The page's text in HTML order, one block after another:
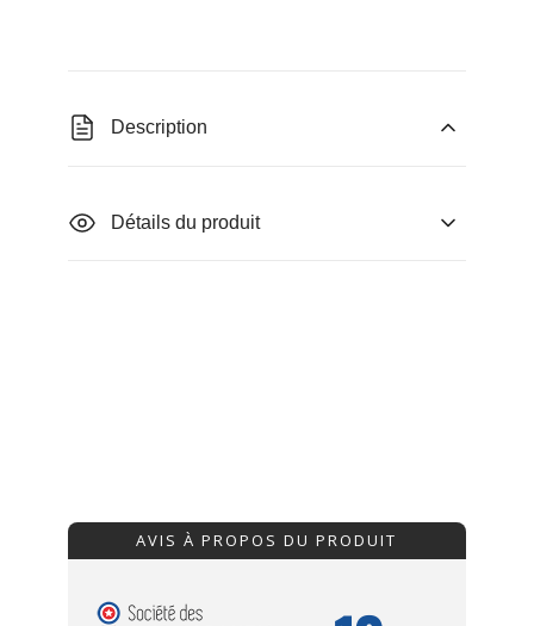
Description
Détails du produit
AVIS À PROPOS DU PRODUIT